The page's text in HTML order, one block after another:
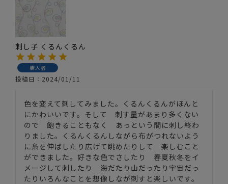
刺し子 くるんくるん
購入者
投稿日 2024/01/11
色を変えて刺してみました。くるんくるんがほんと
にかわいいです。そして　刺す量があまり多くない
ので　飽きることもなく　あっという間に刺し終わ
りました。くるんくるんしながら布がつれないよう
に糸を伸ばしたり広げて眺めたりして　楽しむこと
ができました。好きな色でさしたり　春夏秋冬をイ
メージして刺したり　海だたり山だったり宇宙だっ
たりいろんなことを想像しなが刺すと楽しいです。